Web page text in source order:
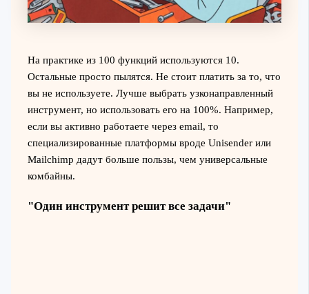
На практике из 100 функций используются 10.
Остальные просто пылятся. Не стоит платить за то, что
вы не используете. Лучше выбрать узконаправленный
инструмент, но использовать его на 100%. Например,
если вы активно работаете через email, то
специализированные платформы вроде Unisender или
Mailchimp дадут больше пользы, чем универсальные
комбайны.
"Один инструмент решит все задачи"